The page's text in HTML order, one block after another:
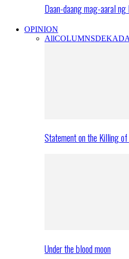
Daan-daang mag-aaral
OPINION
AllCOLUMNS
Statement on the Killing
Under the blood moon